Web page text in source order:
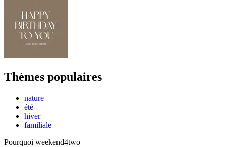
Thèmes populaires
nature
été
hiver
familiale
Pourquoi weekend4two